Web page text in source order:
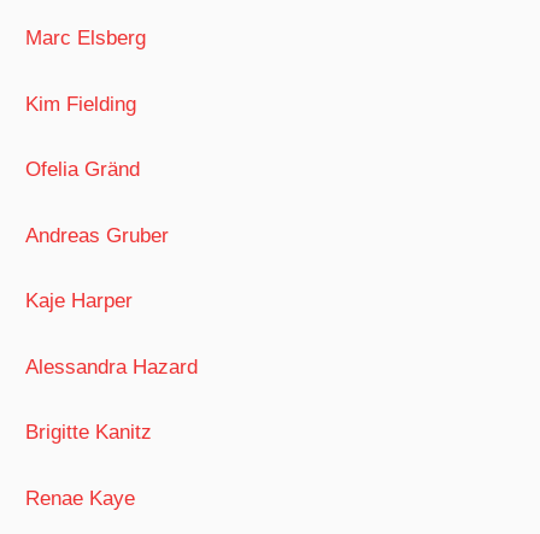
Marc Elsberg
Kim Fielding
Ofelia Gränd
Andreas Gruber
Kaje Harper
Alessandra Hazard
Brigitte Kanitz
Renae Kaye